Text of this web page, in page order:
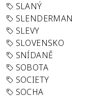
SLANÝ
SLENDERMAN
SLEVY
SLOVENSKO
SNÍDANĚ
SOBOTA
SOCIETY
SOCHA